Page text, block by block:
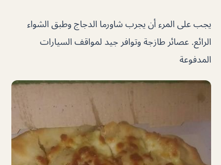
يجب على المرء أن يجرب شاورما الدجاج وطبق الشواء
الرائع. عصائر طازجة وتوافر جيد لمواقف السيارات
المدفوعة